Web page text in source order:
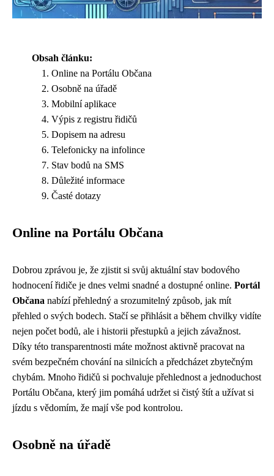
Obsah článku:
Online na Portálu Občana
Osobně na úřadě
Mobilní aplikace
Výpis z registru řidičů
Dopisem na adresu
Telefonicky na infolince
Stav bodů na SMS
Důležité informace
Časté dotazy
Online na Portálu Občana
Dobrou zprávou je, že zjistit si svůj aktuální stav bodového
hodnocení řidiče je dnes velmi snadné a dostupné online. Portál
Občana nabízí přehledný a srozumitelný způsob, jak mít
přehled o svých bodech. Stačí se přihlásit a během chvilky vidíte
nejen počet bodů, ale i historii přestupků a jejich závažnost.
Díky této transparentnosti máte možnost aktivně pracovat na
svém bezpečném chování na silnicích a předcházet zbytečným
chybám. Mnoho řidičů si pochvaluje přehlednost a jednoduchost
Portálu Občana, který jim pomáhá udržet si čistý štít a užívat si
jízdu s vědomím, že mají vše pod kontrolou.
Osobně na úřadě